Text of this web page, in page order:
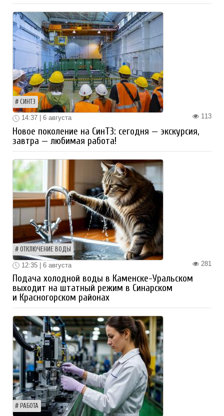
СИНТЗ
113
14:37 | 6 августа
Новое поколение на СинТЗ: сегодня — экскурсия,
завтра — любимая работа!
ОТКЛЮЧЕНИЕ ВОДЫ
281
12:35 | 6 августа
Подача холодной воды в Каменске-Уральском
выходит на штатный режим в Синарском
и Красногорском районах
РАБОТА